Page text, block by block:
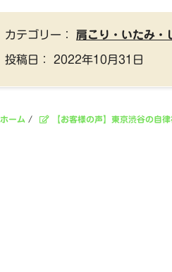
カテゴリー： 肩こり・いたみ・
投稿日： 2022年10月31日
ホーム / 【お客様の声】東京渋谷の自